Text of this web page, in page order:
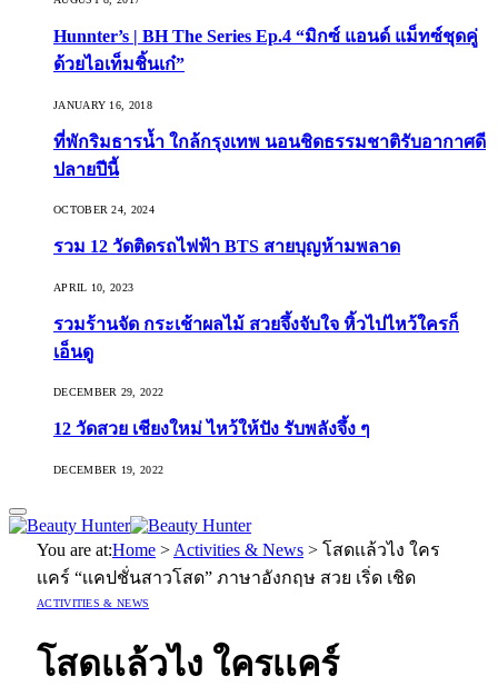
Hunnter’s | BH The Series Ep.4 “มิกซ์ แอนด์ แม็ทซ์ชุดคู่
ด้วยไอเท็มชิ้นเก๋”
JANUARY 16, 2018
ที่พักริมธารน้ำ ใกล้กรุงเทพ นอนชิดธรรมชาติรับอากาศดี
ปลายปีนี้
OCTOBER 24, 2024
รวม 12 วัดติดรถไฟฟ้า BTS สายบุญห้ามพลาด
APRIL 10, 2023
รวมร้านจัด กระเช้าผลไม้ สวยจึ้งจับใจ หิ้วไปไหว้ใครก็
เอ็นดู
DECEMBER 29, 2022
12 วัดสวย เชียงใหม่ ไหว้ให้ปัง รับพลังจึ้ง ๆ
DECEMBER 19, 2022
You are at:Home > Activities & News > โสดเเล้วไง ใคร
เเคร์ “เเคปชั่นสาวโสด” ภาษาอังกฤษ สวย เริ่ด เชิด
ACTIVITIES & NEWS
โสดเเล้วไง ใครเเคร์